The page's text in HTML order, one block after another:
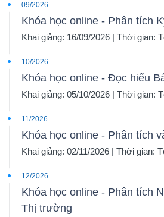
09/2026
Khóa học online - Phân tích
Khai giảng: 16/09/2026 | Thời gian:
10/2026
Khóa học online - Đọc hiểu
Khai giảng: 05/10/2026 | Thời gian:
11/2026
Khóa học online - Phân tích
Khai giảng: 02/11/2026 | Thời gian:
12/2026
Khóa học online - Phân tích
Thị trường